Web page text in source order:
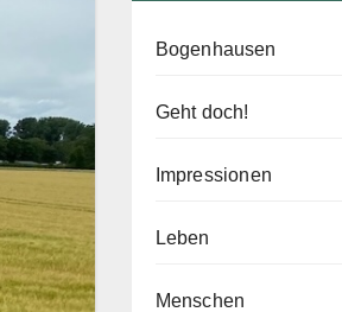
Bogenhausen
Geht doch!
Impressionen
Leben
Menschen